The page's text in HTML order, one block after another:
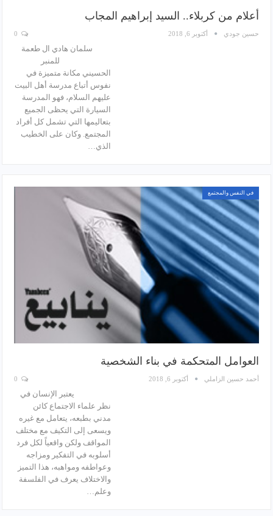
أعلام من كربلاء.. السيد إبراهيم المجاب
حسين جودي أكتوبر 6, 2018
سلمان هادي ال طعمة
للمنبر
الحسيني مكانة متميزة في
نفوس أتباع مدرسة أهل البيت
عليهم السلام، فهو المدرسة
السيارة التي يحظى الجميع
بتعاليمها التي تشمل كل أفراد
المجتمع. وكان على الخطيب
الذي…
في النفس والمجتمع
العوامل المتحكمة في بناء الشخصية
أحمد حسين الزاملي أكتوبر 6, 2018
يعتبر الإنسان في
نظر علماء الاجتماع كائن
مدني بطبعه، يتعامل مع غيره
ويسعى إلى التكيف مع مختلف
المواقف ولكن واقعياً لكل فرد
أسلوبه في التفكير ومزاجه
وعواطفه ومواهبه، هذا التميز
والاختلاف يعرف في الفلسفة
وعلم…